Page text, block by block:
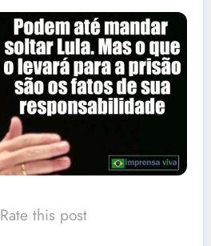
Rate this post